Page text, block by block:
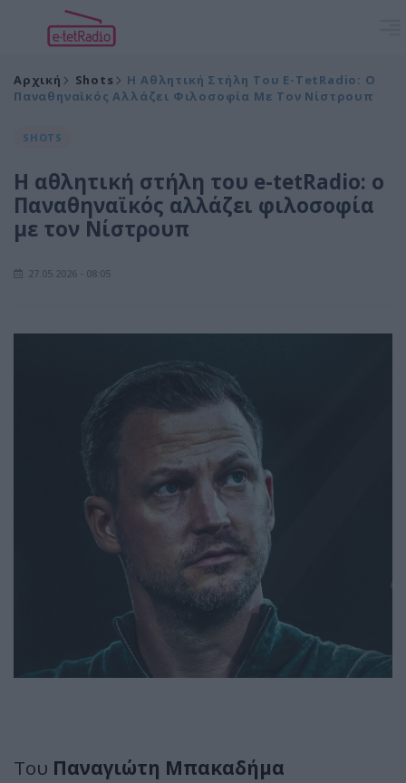
Αρχική Shots
Η Αθλητική Στήλη Του E-TetRadio: Ο
Παναθηναϊκός Αλλάζει Φιλοσοφία Με Τον Νίστρουπ
SHOTS
Η αθλητική στήλη του e-tetRadio: ο
Παναθηναϊκός αλλάζει φιλοσοφία
με τον Νίστρουπ
27.05.2026 - 08:05
Του Παναγιώτη Μπακαδήμα